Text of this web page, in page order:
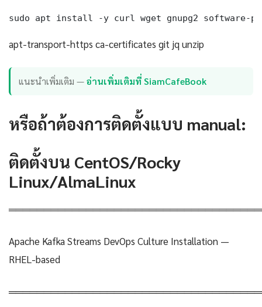
sudo apt install -y curl wget gnupg2 software-
apt-transport-https ca-certificates git jq unzip
แนะนำเพิ่มเติม —อ่านเพิ่มเติมที่ SiamCafeBook
หรือถ้าต้องการติดตั้งแบบ manual:
ติดตั้งบน CentOS/Rocky
Linux/AlmaLinux
Apache Kafka Streams DevOps Culture Installation —
RHEL-based